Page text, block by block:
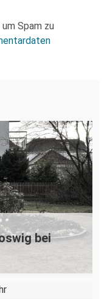
Spam zu
bei
Stress